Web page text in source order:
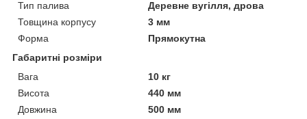
Тип палива
Деревне вугілля, дрова
Товщина корпусу
3 мм
Форма
Прямокутна
Габаритні розміри
Вага
10 кг
Висота
440 мм
Довжина
500 мм